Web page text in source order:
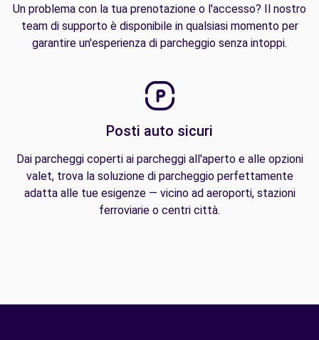
Un problema con la tua prenotazione o l'accesso? Il nostro
team di supporto è disponibile in qualsiasi momento per
garantire un'esperienza di parcheggio senza intoppi.
Posti auto sicuri
Dai parcheggi coperti ai parcheggi all'aperto e alle opzioni
valet, trova la soluzione di parcheggio perfettamente
adatta alle tue esigenze — vicino ad aeroporti, stazioni
ferroviarie o centri città.